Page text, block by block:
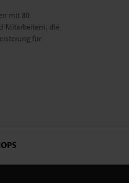
mit 80
Mitarbeitern, die
für